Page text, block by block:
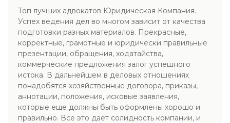
Топ лучших адвокатов Юридическая Компания.
Успех ведения дел во многом зависит от качества
подготовки разных материалов. Прекрасные,
корректные, грамотные и юридически правильные
презентации, обращения, ходатайства,
коммерческие предложения залог успешного
истока. В дальнейшем в деловых отношениях
понадобятся хозяйственные договора, приказы,
аннотации, положения, исковые заявления,
которые еще должны быть оформлены хорошо и
правильно. Все это дает солидность компании, и